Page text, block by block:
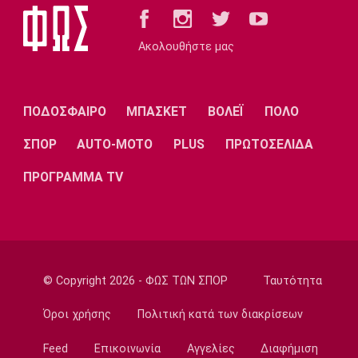
Ποδόσφαιρο - Διεθνή
Νάϊμεγκεν: Εντός έδρας ήττα από την
Ποδόσφαιρο - Διεθνή
20:30
Super League 1
ΠΑΟΚ – Μπραν 2-3: Εκτός συνέχειας από το
«δικέφαλου»
Ακολουθήστε μας
ΠΟΔΟΣΦΑΙΡΟ ΜΠΑΣΚΕΤ ΒΟΛΕΪ ΠΟΛΟ
ΣΠΟΡ AUTO-MOTO PLUS ΠΡΩΤΟΣΕΛΙΔΑ
ΠΡΟΓΡΑΜΜΑ TV
© Copyright 2026 - ΦΩΣ ΤΩΝ ΣΠΟΡ Ταυτότητα
Όροι χρήσης Πολιτική κατά των διακρίσεων
Feed Επικοινωνία Αγγελίες Διαφήμιση